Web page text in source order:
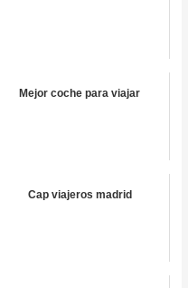
Mejor coche para viajar
Cap viajeros madrid